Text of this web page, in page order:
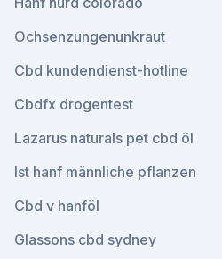
Ochsenzungenunkraut
Cbd kundendienst-hotline
Cbdfx drogentest
Lazarus naturals pet cbd öl
Ist hanf männliche pflanzen
Cbd v hanföl
Glassons cbd sydney